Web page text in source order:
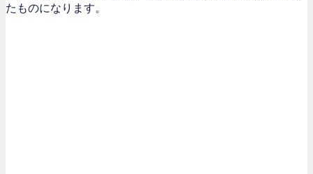
たものになります。